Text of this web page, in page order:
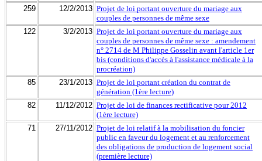
259
12/2/2013 Projet de loi portant ouverture du mariage aux
couples de personnes de même sexe
122
3/2/2013 Projet de loi portant ouverture du mariage aux
couples de personnes de même sexe : amendement
n° 2714 de M Philippe Gosselin avant l'article 1er
bis (conditions d'accès à l'assistance médicale à la
procréation)
85
23/1/2013 Projet de loi portant création du contrat de
génération (1ère lecture)
82
11/12/2012 Projet de loi de finances rectificative pour 2012
(1ère lecture)
71
27/11/2012 Projet de loi relatif à la mobilisation du foncier
public en faveur du logement et au renforcement
des obligations de production de logement social
(première lecture)